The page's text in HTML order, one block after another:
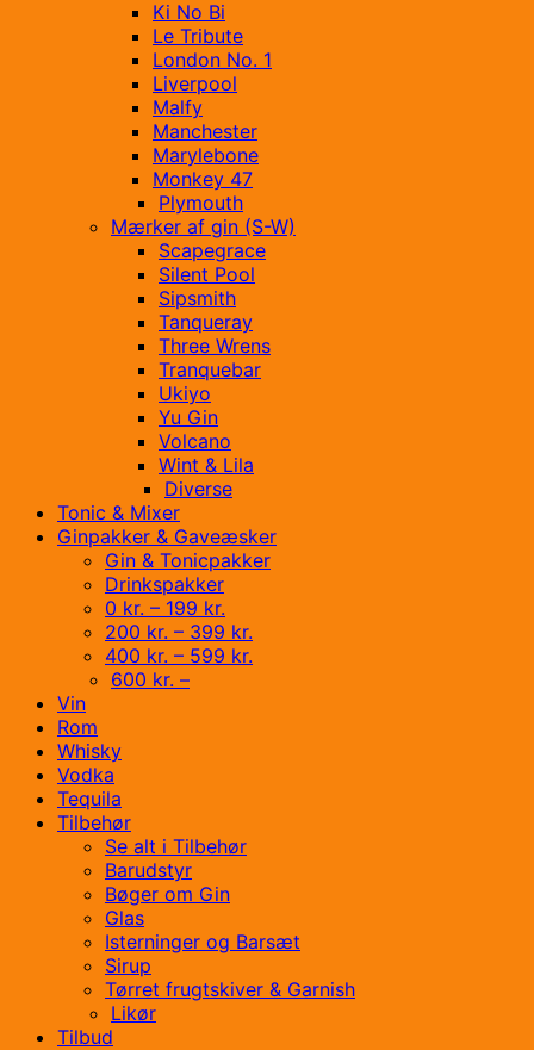
Ki No Bi
Le Tribute
London No. 1
Liverpool
Malfy
Manchester
Marylebone
Monkey 47
Plymouth
Mærker af gin (S-W)
Scapegrace
Silent Pool
Sipsmith
Tanqueray
Three Wrens
Tranquebar
Ukiyo
Yu Gin
Volcano
Wint & Lila
Diverse
Tonic & Mixer
Ginpakker & Gaveæsker
Gin & Tonicpakker
Drinkspakker
0 kr. – 199 kr.
200 kr. – 399 kr.
400 kr. – 599 kr.
600 kr. –
Vin
Rom
Whisky
Vodka
Tequila
Tilbehør
Se alt i Tilbehør
Barudstyr
Bøger om Gin
Glas
Isterninger og Barsæt
Sirup
Tørret frugtskiver & Garnish
Likør
Tilbud